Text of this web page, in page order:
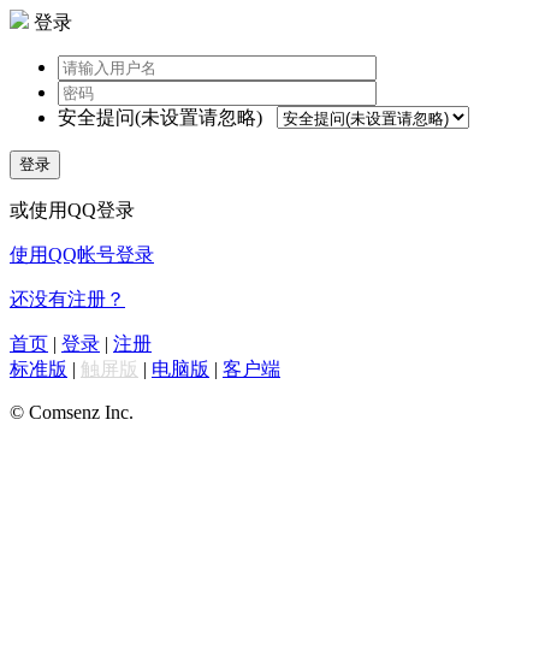
登录
安全提问(未设置请忽略)
登录
或使用QQ登录
使用QQ帐号登录
还没有注册？
首页 | 登录 | 注册
标准版 | 触屏版 | 电脑版 | 客户端
© Comsenz Inc.